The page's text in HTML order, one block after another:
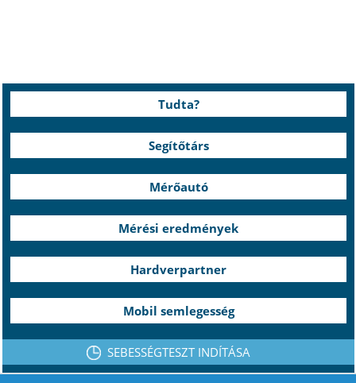
Tudta?
Segítőtárs
Mérőautó
Mérési eredmények
Hardverpartner
Mobil semlegesség
SEBESSÉGTESZT INDÍTÁSA